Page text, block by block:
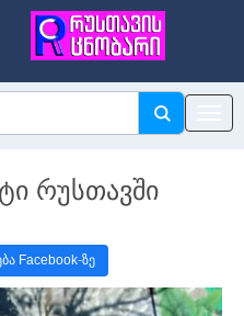
რუსთავში
Facebook-ზე